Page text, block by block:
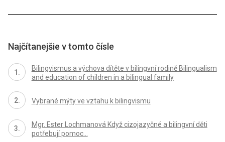
Najčítanejšie v tomto čísle
Bilingvismus a výchova dítěte v bilingvní rodině Bilingualism
and education of children in a bilingual family
Vybrané mýty ve vztahu k bilingvismu
Mgr. Ester Lochmanová Když cizojazyčné a bilingvní děti
potřebují pomoc…